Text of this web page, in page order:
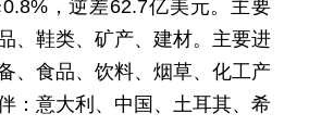
，逆差62.7亿美元。主要
、鞋类、矿产、建材。主要进
、食品、饮料、烟草、化工产
：意大利、中国、土耳其、希